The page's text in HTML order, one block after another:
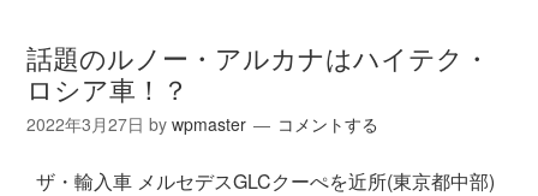
話題のルノー・アルカナはハイテク・
ロシア車！？
2022年3月27日 bywpmaster コメントする
ザ・輸入車 メルセデスGLCクーぺを近所(東京都中部)